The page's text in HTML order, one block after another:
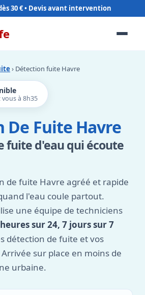
30 €
› Détection fuite Havre
à 8h35
De Fuite Havre
fuite d'eau qui écoute
de fuite Havre agréé et rapide
l'eau coule partout.
une équipe de techniciens
sur 24, 7 jours sur 7
détection de fuite et vos
sur place en moins de
urbaine.